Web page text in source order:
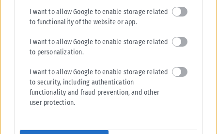
I want to allow Google to enable storage related
to functionality of the website or app.
I want to allow Google to enable storage related
to personalization.
I want to allow Google to enable storage related
to security, including authentication
functionality and fraud prevention, and other
user protection.